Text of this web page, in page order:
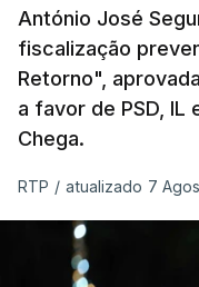
Presidente da
Assegurar
prejudicado"
O Preisdente
avisos:uma
António José
fiscalização
Retorno",
a favor de PSD, IL
Chega.
RTP / atualizado 7